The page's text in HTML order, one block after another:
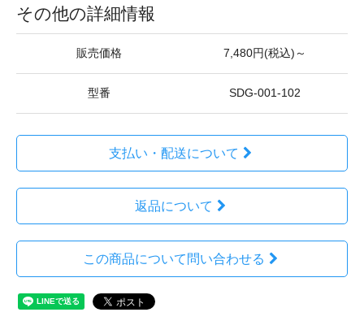
その他の詳細情報
販売価格 7,480円(税込)～
型番 SDG-001-102
支払い・配送について
返品について
この商品について問い合わせる